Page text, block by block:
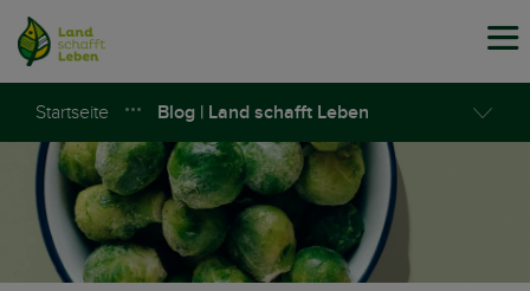
Startseite Blog | Land schafft Leben